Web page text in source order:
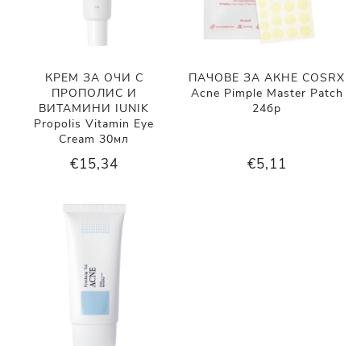
КРЕМ ЗА ОЧИ С
ПРОПОЛИС И
ВИТАМИНИ IUNIK
Propolis Vitamin Eye
Cream 30мл
€15,34
ПАЧОВЕ ЗА АКНЕ COSRX
Acne Pimple Master Patch
24бр
€5,11